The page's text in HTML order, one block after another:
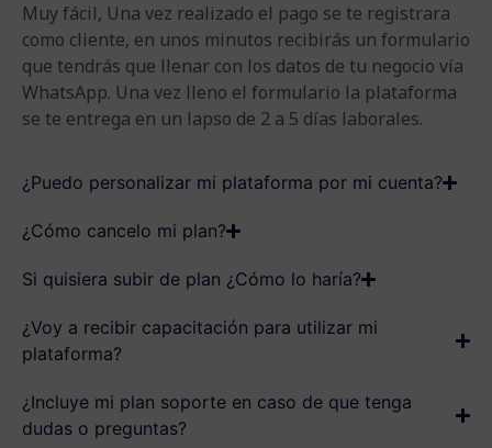
Muy fácil, Una vez realizado el pago se te registrara
como cliente, en unos minutos recibirás un formulario
que tendrás que llenar con los datos de tu negocio vía
WhatsApp. Una vez lleno el formulario la plataforma
se te entrega en un lapso de 2 a 5 días laborales.
¿Puedo personalizar mi plataforma por mi cuenta?
¿Cómo cancelo mi plan?
Si quisiera subir de plan ¿Cómo lo haría?
¿Voy a recibir capacitación para utilizar mi
plataforma?
¿Incluye mi plan soporte en caso de que tenga
dudas o preguntas?